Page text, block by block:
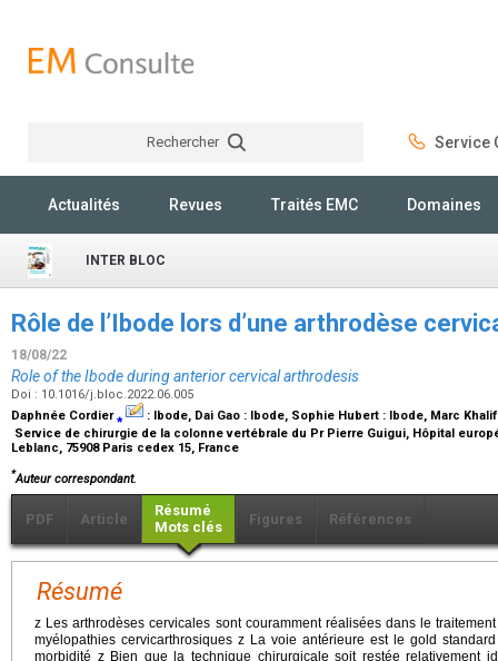
Rechercher Service
Actualités Revues Traités EMC Domaines
INTER BLOC
Rôle de l’Ibode lors d’une arthrodèse
18/08/22
Role of the Ibode during anterior cervical arthrodesis
Doi : 10.1016/j.bloc.2022.06.005
Daphnée Cordier⁎ : Ibode, Dai Gao : Ibode, Sophie Hubert : Ibode, Marc
Service de chirurgie de la colonne vertébrale du Pr Pierre Guigui, Hôpital
Leblanc, 75908 Paris cedex 15, France
*Auteur correspondant.
PDF Article
Résumé
Mots clés
Figures Références
Résumé
z Les arthrodèses cervicales sont couramment réalisées dans le
myélopathies cervicarthrosiques z La voie antérieure est le gold
morbidité z Bien que la technique chirurgicale soit restée relativement